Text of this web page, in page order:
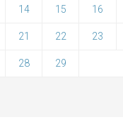
14 15 16
21 22 23
28 29